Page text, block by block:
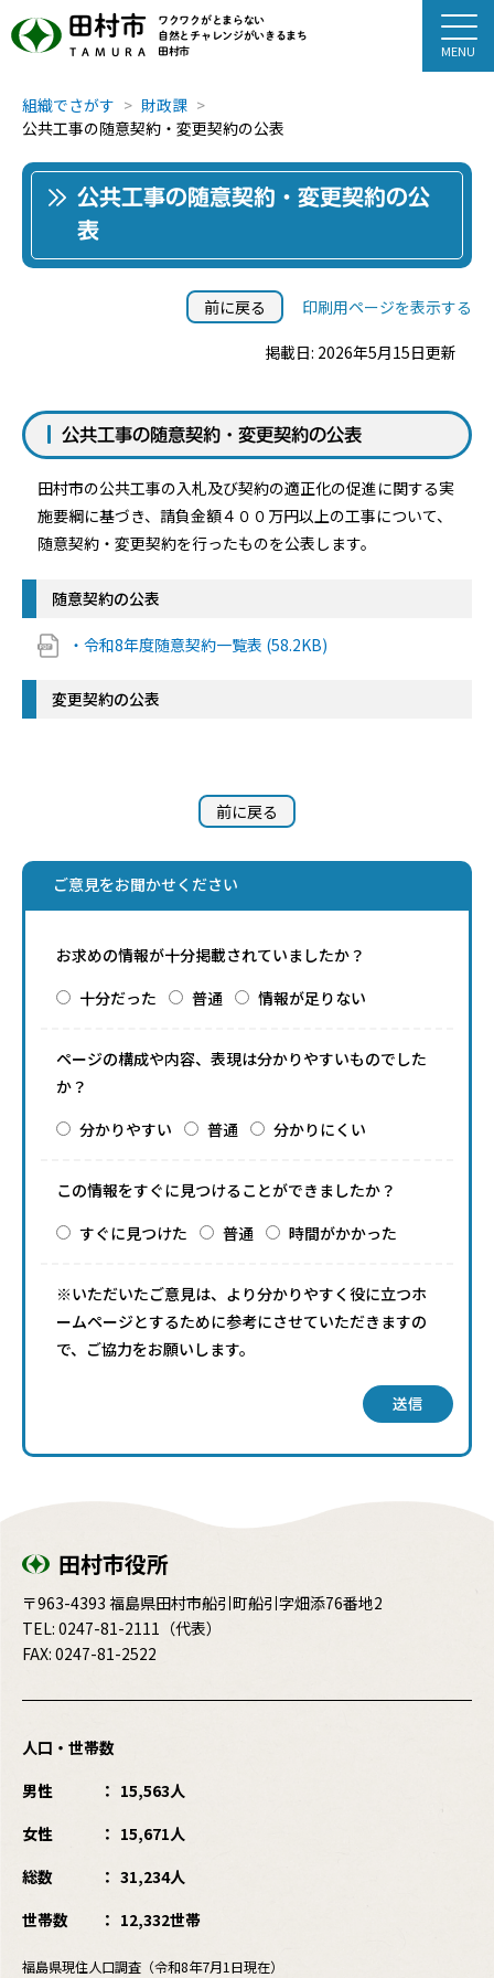
田村市
TAMURA
ワクワクがとまらない
自然とチャレンジがいきるまち
田村市
組織でさがす
財政課
公共工事の随意契約・変更契約の公表
公共工事の随意契約・変更契約の公
表
前に戻る 印刷用ページを表示する
掲載日: 2026年5月15日更新
公共工事の随意契約・変更契約の公表
田村市の公共工事の入札及び契約の適正化の促進に関する実
施要綱に基づき、請負金額４００万円以上の工事について、
随意契約・変更契約を行ったものを公表します。
随意契約の公表
・令和8年度随意契約一覧表 (58.2KB)
変更契約の公表
前に戻る
ご意見をお聞かせください
お求めの情報が十分掲載されていましたか？
十分だった
普通 情報が足りない
ページの構成や内容、表現は分かりやすいものでした
か？
分かりやすい
普通 分かりにくい
この情報をすぐに見つけることができましたか？
すぐに見つけた
普通 時間がかかった
※いただいたご意見は、より分かりやすく役に立つホ
ームページとするために参考にさせていただきますの
で、ご協力をお願いします。
送信
田村市役所
〒963-4393 福島県田村市船引町船引字畑添76番地2
TEL: 0247-81-2111 （代表）
FAX: 0247-81-2522
人口・世帯数
男性
15,563人
女性
15,671人
総数
31,234人
世帯数
12,332世帯
福島県現住人口調査（令和8年7月1日現在）